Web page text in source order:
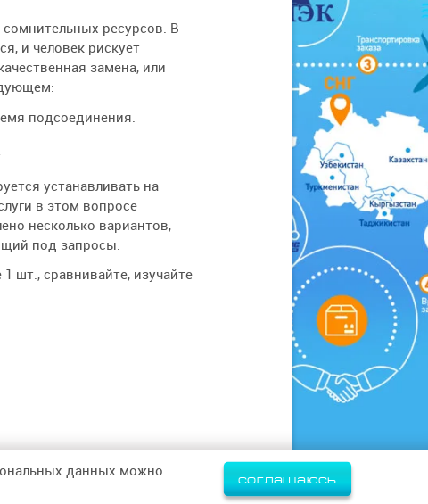
ресурсов. В
и человек рискует
замена, или
подсоединения.
устанавливать на
в этом вопросе
несколько вариантов,
под запросы.
шт., сравнивайте, изучайте
Политика конфиденциальности
данных можно
соглашаюсь